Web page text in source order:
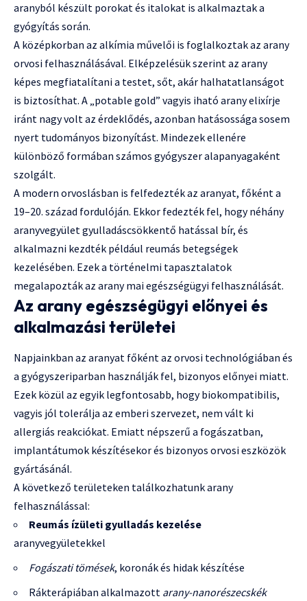
aranyból készült porokat és italokat is alkalmaztak a
gyógyítás során.
A középkorban az alkímia művelői is foglalkoztak az arany
orvosi felhasználásával. Elképzelésük szerint az arany
képes megfiatalítani a testet, sőt, akár halhatatlanságot
is biztosíthat. A „potable gold” vagyis iható arany elixírje
iránt nagy volt az érdeklődés, azonban hatásossága sosem
nyert tudományos bizonyítást. Mindezek ellenére
különböző formában számos gyógyszer alapanyagaként
szolgált.
A modern orvoslásban is felfedezték az aranyat, főként a
19–20. század fordulóján. Ekkor fedezték fel, hogy néhány
aranyvegyület gyulladáscsökkentő hatással bír, és
alkalmazni kezdték például reumás betegségek
kezelésében. Ezek a történelmi tapasztalatok
megalapozták az arany mai egészségügyi felhasználását.
Az arany egészségügyi előnyei és
alkalmazási területei
Napjainkban az aranyat főként az orvosi technológiában és
a gyógyszeriparban használják fel, bizonyos előnyei miatt.
Ezek közül az egyik legfontosabb, hogy biokompatibilis,
vagyis jól tolerálja az emberi szervezet, nem vált ki
allergiás reakciókat. Emiatt népszerű a fogászatban,
implantátumok készítésekor és bizonyos orvosi eszközök
gyártásánál.
A következő területeken találkozhatunk arany
felhasználással:
Reumás ízületi gyulladás kezelése
aranyvegyületekkel
Fogászati tömések, koronák és hidak készítése
Rákterápiában alkalmazott arany-nanorészecskék